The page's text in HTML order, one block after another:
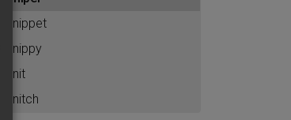
snippet
snippy
snit
snitch